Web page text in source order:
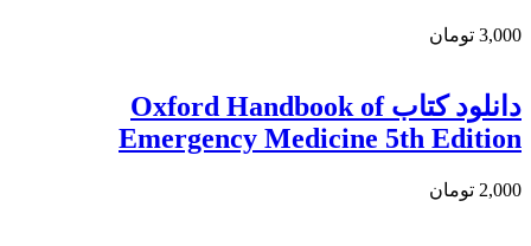
3,000 تومان
دانلود کتاب Oxford Handbook of
Emergency Medicine 5th Edition
2,000 تومان